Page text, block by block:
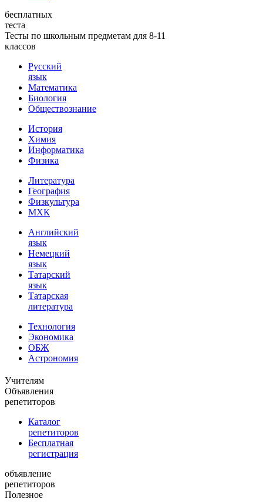
бесплатных
теста
Тесты по школьным предметам для 8-11
классов
Русский
язык
Математика
Биология
Обществознание
История
Химия
Информатика
Физика
Литература
География
Физкультура
МХК
Английский
язык
Немецкий
язык
Татарский
язык
Татарская
литература
Технология
Экономика
ОБЖ
Астрономия
Учителям
Объявления
репетиторов
Каталог
репетиторов
Бесплатная
регистрация
объявление
репетиторов
Полезное